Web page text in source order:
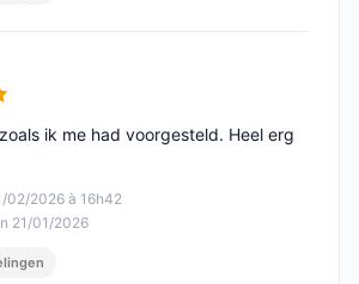
5 van 5
02/2026 à 16h42
21/01/2026
ik me had voorgesteld. Heel erg